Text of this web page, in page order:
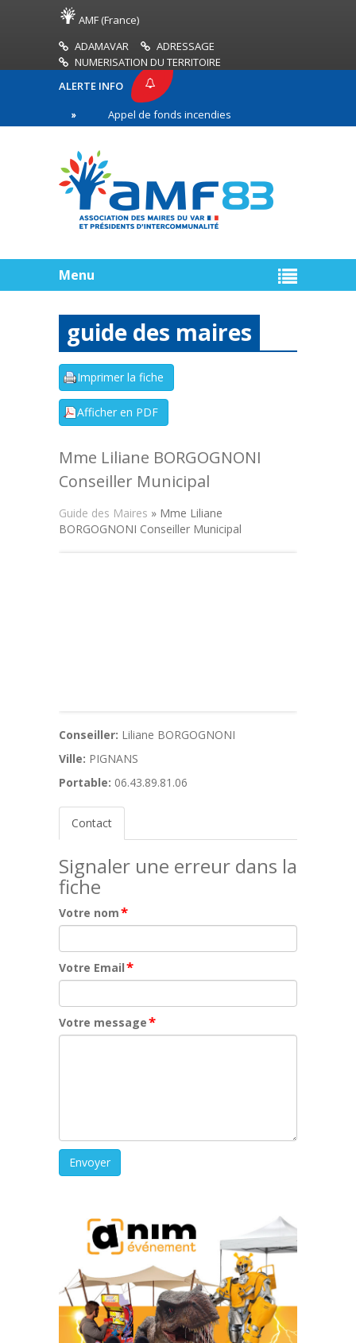
AMF (France)
ADAMAVAR
ADRESSAGE
NUMERISATION DU TERRITOIRE
ALERTE INFO
Appel de fonds incendies de forêt
ligne
Menu
guide des maires
Mme Liliane BORGOGNONI
Conseiller Municipal
Guide des Maires » Mme Liliane
BORGOGNONI Conseiller Municipal
Conseiller: Liliane BORGOGNONI
Ville: PIGNANS
Portable: 06.43.89.81.06
Contact
Signaler une erreur dans la
fiche
Votre nom*
Votre Email*
Votre message*